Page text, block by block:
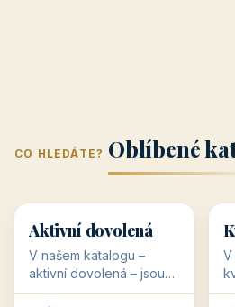
CO HLEDÁTE? Oblíbené
🥾 36 objektů
Aktivní dovolená
V našem katalogu –
aktivní dovolená – jsou
pro Vás připraveny
V